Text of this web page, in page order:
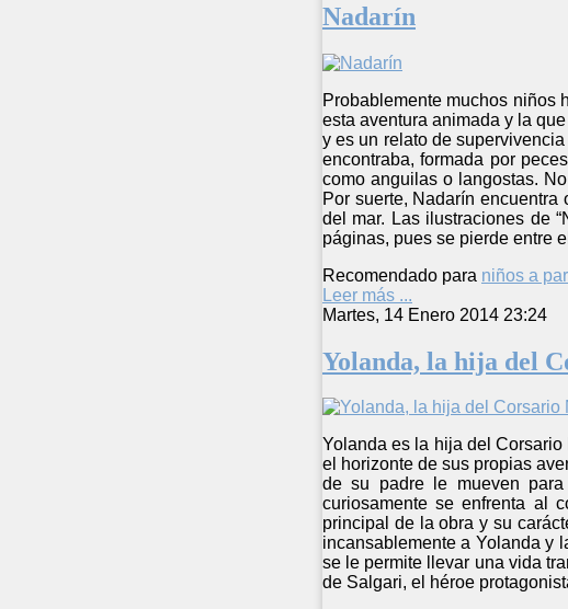
Nadarín
Probablemente muchos niños
esta aventura animada y la
y es un relato de
encontraba, formada por
como anguilas o langostas.
Por suerte, Nadarín
del mar. Las ilustraciones de
páginas, pues se pierde entre
Recomendado para niños a
Leer más ...
Martes, 14 Enero 2014 23:24
Yolanda, la hija del
Yolanda es la hija del
el horizonte de sus propias
de su padre le mueven
curiosamente se enfrenta al
principal de la obra y su
incansablemente a Yolanda y
se le permite llevar una vida
de Salgari, el héroe